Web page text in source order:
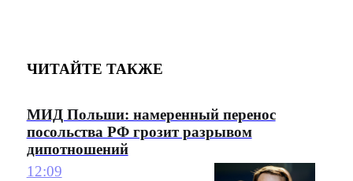
ЧИТАЙТЕ ТАКЖЕ
МИД Польши: намеренный перенос
посольства РФ грозит разрывом
дипотношений
12:09